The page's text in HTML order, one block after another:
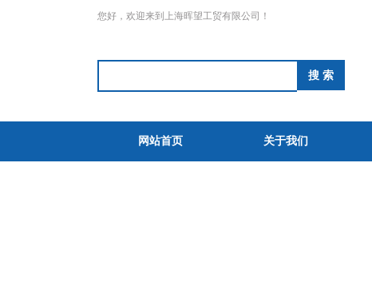
您好，欢迎来到上海晖望工贸有限公司！
网站首页 关于我们